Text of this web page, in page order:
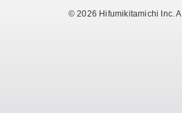
© 2026 Hifumikitamichi Inc.